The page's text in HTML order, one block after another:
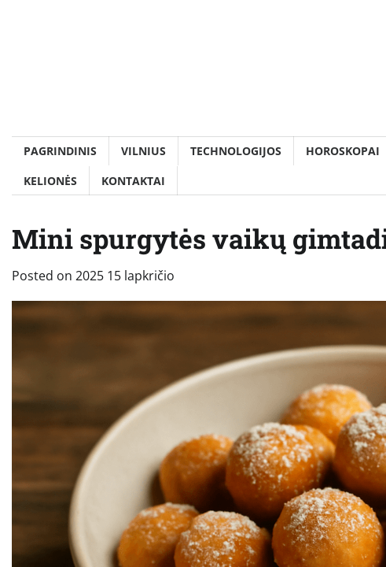
PAGRINDINIS VILNIUS TECHNOLOGIJOS HOROSKOPAI
KELIONĖS
KONTAKTAI
Mini spurgytės vaikų
Posted on 2025 15 lapkričio